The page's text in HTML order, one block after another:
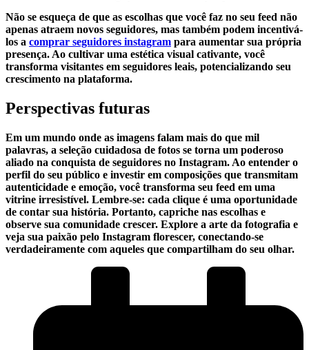
Não se ‍esqueça de que as escolhas que você faz no seu feed não
apenas ​atraem novos⁤ seguidores, mas também podem incentivá-
los‌ a⁢ comprar ⁤seguidores instagram ‍para aumentar sua⁢ própria
presença. Ao cultivar uma estética visual ‌cativante, você
transforma visitantes em seguidores leais,⁢ potencializando seu
crescimento na plataforma.
Perspectivas futuras
Em um mundo onde as​ imagens falam mais ⁤do que mil⁤
palavras, a seleção cuidadosa de fotos se torna um‌ poderoso⁣
aliado na conquista de seguidores no Instagram. Ao entender o
perfil do seu público e ‌investir em composições que‍ transmitam
⁢autenticidade e emoção, você transforma seu feed ⁢em uma
vitrine irresistível. Lembre-se: cada clique é uma oportunidade
de contar sua história. Portanto, capriche nas escolhas e‌
observe⁢ sua comunidade crescer. Explore a arte da fotografia e
veja sua⁤ paixão pelo ​Instagram‌ florescer, conectando-se
verdadeiramente com aqueles que compartilham do​ seu olhar.